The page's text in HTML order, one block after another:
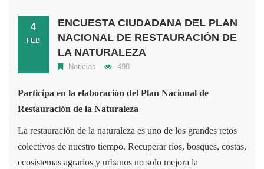
4
FEB
ENCUESTA CIUDADANA DEL PLAN
NACIONAL DE RESTAURACIÓN DE
LA NATURALEZA
Noticias 498
Participa en la elaboración del Plan Nacional de
Restauración de la Naturaleza
La restauración de la naturaleza es uno de los grandes retos
colectivos de nuestro tiempo. Recuperar ríos, bosques, costas,
ecosistemas agrarios y urbanos no solo mejora la